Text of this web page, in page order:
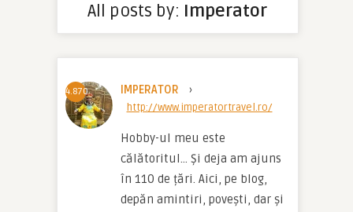
All posts by: Imperator
4.870 IMPERATOR ›
http://www.imperatortravel.ro/
Hobby-ul meu este
călătoritul… Și deja am ajuns
în 110 de țări. Aici, pe blog,
depăn amintiri, povești, dar și